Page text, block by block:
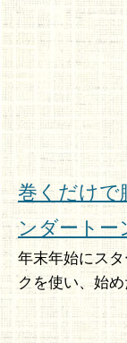
巻くだけで
ンダートー
年末年始にス
クを使い、始